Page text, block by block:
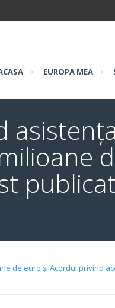
• EUROPA MEA •
de euro și Acordul privind